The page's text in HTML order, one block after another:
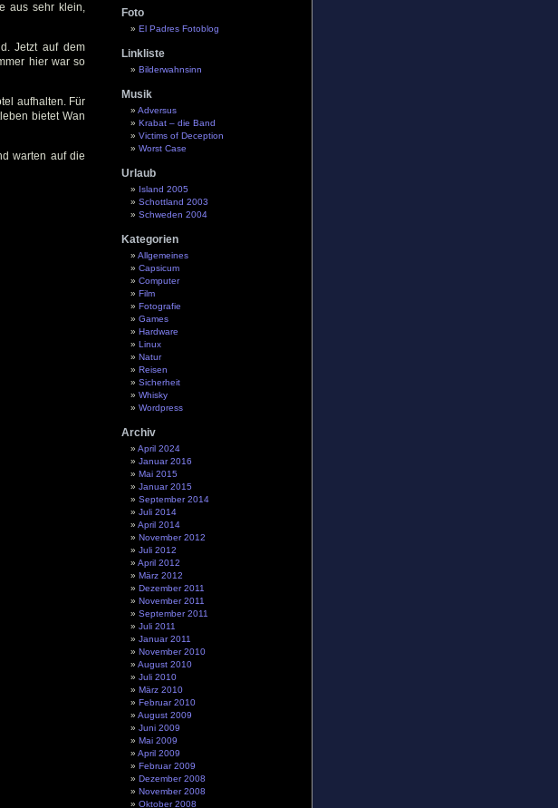
Foto
El Padres Fotoblog
Linkliste
Bilderwahnsinn
Musik
Adversus
Krabat – die Band
Victims of Deception
Worst Case
Urlaub
Island 2005
Schottland 2003
Schweden 2004
Kategorien
Allgemeines
Capsicum
Computer
Film
Fotografie
Games
Hardware
Linux
Natur
Reisen
Sicherheit
Whisky
Wordpress
Archiv
April 2024
Januar 2016
Mai 2015
Januar 2015
September 2014
Juli 2014
April 2014
November 2012
Juli 2012
April 2012
März 2012
Dezember 2011
November 2011
September 2011
Juli 2011
Januar 2011
November 2010
August 2010
Juli 2010
März 2010
Februar 2010
August 2009
Juni 2009
Mai 2009
April 2009
Februar 2009
Dezember 2008
November 2008
Oktober 2008
aus sehr klein,
Jetzt auf dem
hier war so
aufhalten. Für
bietet Wan
warten auf die